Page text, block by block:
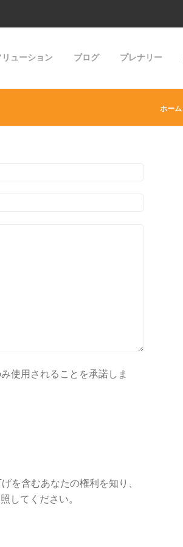
ューション ブログ プレナリー
ホーム
使用されることを承諾しま
を含むあなたの権利を知り、
してください。